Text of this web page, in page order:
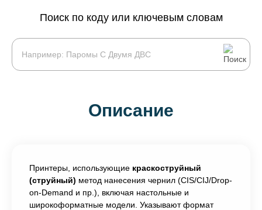
Поиск по коду или ключевым словам
Описание
Принтеры, использующие краскоструйный
(струйный) метод нанесения чернил (CIS/CIJ/Drop-
on-Demand и пр.), включая настольные и
широкоформатные модели. Указывают формат